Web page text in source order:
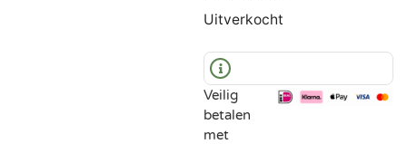
Uitverkocht
Veilig
betalen
met